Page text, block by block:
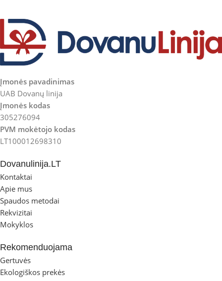
Įmonės pavadinimas
UAB Dovanų linija
Įmonės kodas
305276094
PVM mokėtojo kodas
LT100012698310
Dovanulinija.LT
Kontaktai
Apie mus
Spaudos metodai
Rekvizitai
Mokyklos
Rekomenduojama
Gertuvės
Ekologiškos prekės